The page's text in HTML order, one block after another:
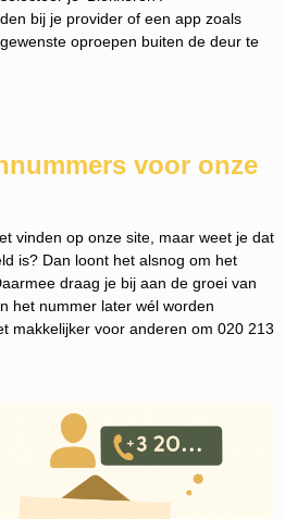
bij je provider of een app zoals
oproepen buiten de deur te
voor onze
vinden op onze site, maar weet je dat
is? Dan loont het alsnog om het
draag je bij aan de groei van
het nummer later wél worden
makkelijker voor anderen om 020 213